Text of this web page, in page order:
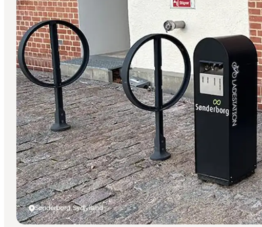
Sønderborg, Sydjylland